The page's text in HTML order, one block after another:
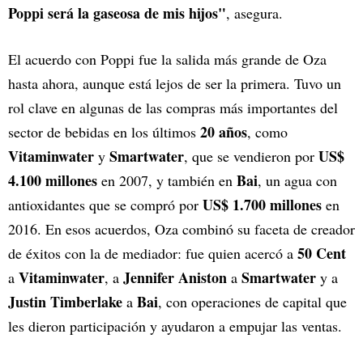
Poppi será la gaseosa de mis hijos", asegura.
El acuerdo con Poppi fue la salida más grande de Oza
hasta ahora, aunque está lejos de ser la primera. Tuvo un
rol clave en algunas de las compras más importantes del
sector de bebidas en los últimos 20 años, como
Vitaminwater y Smartwater, que se vendieron por US$
4.100 millones en 2007, y también en Bai, un agua con
antioxidantes que se compró por US$ 1.700 millones en
2016. En esos acuerdos, Oza combinó su faceta de creador
de éxitos con la de mediador: fue quien acercó a 50 Cent
a Vitaminwater, a Jennifer Aniston a Smartwater y a
Justin Timberlake a Bai, con operaciones de capital que
les dieron participación y ayudaron a empujar las ventas.